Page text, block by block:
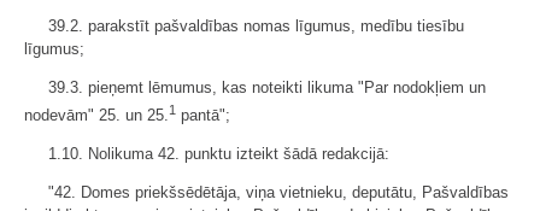
39.2. parakstīt pašvaldības nomas līgumus, medību tiesību
līgumus;
39.3. pieņemt lēmumus, kas noteikti likuma "Par nodokļiem un
nodevām" 25. un 25.1 pantā";
1.10. Nolikuma 42. punktu izteikt šādā redakcijā:
"42. Domes priekšsēdētāja, viņa vietnieku, deputātu, Pašvaldības